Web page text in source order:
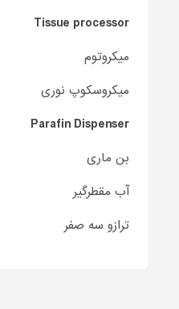
Tissue processor
میکروتوم
میکروسکوپ نوری
Parafin Dispenser
بن ماری
آب مقطرگیر
ترازو سه صفر